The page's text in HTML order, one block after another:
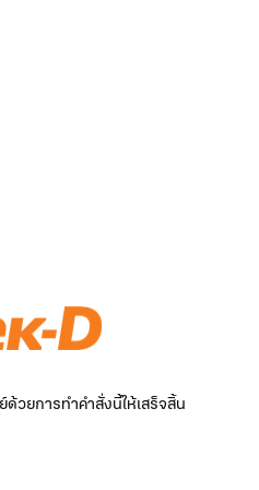
วยการทำคำสั่งนี้ให้เสร็จสิ้น